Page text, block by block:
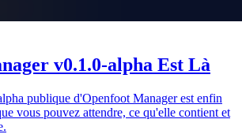
v0.1.0-alpha Est Là
publique d'Openfoot Manager est enfin
vous pouvez attendre, ce qu'elle contient et